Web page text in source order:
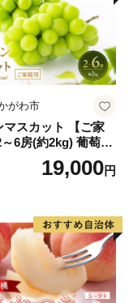
がわ市
マスカット 【ご家
6房(約2kg) 葡萄 ぶ
ウ フルーツ 果物 く
実 旬の果物 旬のフ
19,000円